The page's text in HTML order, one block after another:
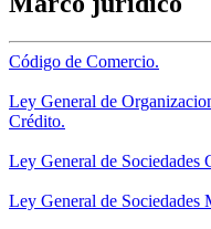
Código de Comercio.
Ley General de
Crédito.
Ley General de Sociedades
Ley General de Sociedades